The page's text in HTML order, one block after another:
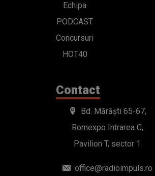
Echipa
PODCAST
Concursuri
HOT40
Contact
Bd. Mărăști 65-67,
Romexpo Intrarea C,
Pavilion T, sector 1
office@radioimpuls.ro